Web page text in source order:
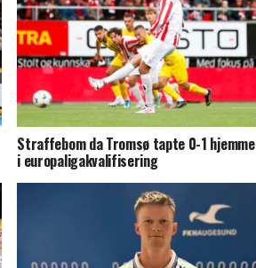
Straffebom da Tromsø tapte 0-1 hjemme
i europaligakvalifisering